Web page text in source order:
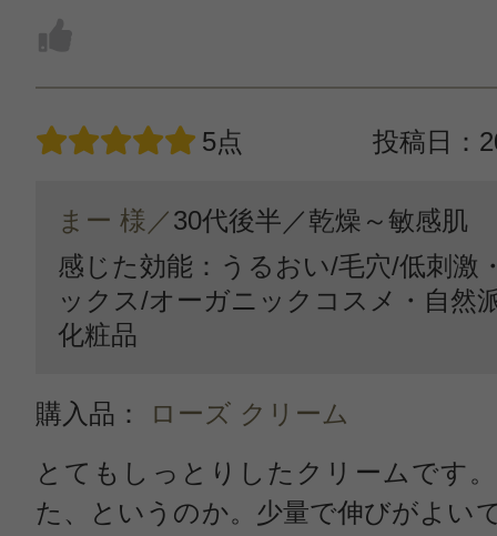
5点 投稿日：
まー 様／30代後半／乾燥～敏感肌
感じた効能：うるおい/毛穴/低刺激
ックス/オーガニックコスメ・自然
化粧品
購入品：
ローズ クリーム
とてもしっとりしたクリームです
た、というのか。少量で伸びがよい